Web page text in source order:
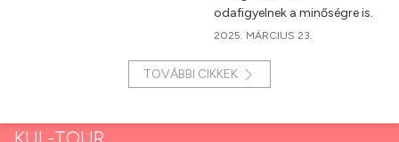
odafigyelnek a minőségre is.
2025. MÁRCIUS 23.
TOVÁBBI CIKKEK